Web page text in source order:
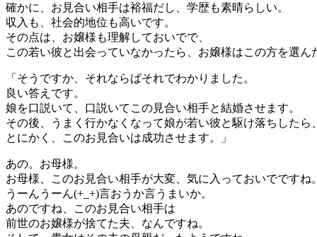
確かに、お見合い相手は裕福だし、学歴も素晴らしい。
収入も、社会的地位も高いです。
その点は、お嬢様も理解しておいでで、
この若い彼と出会っていなかったら、お嬢様はこの方を選ん
「そうですか、それならばそれでわかりました。
良い答えです。
娘を口説いて、口説いてこの見合い相手と結婚させます。
その後、うまく行かなくなって娘が若い彼と駆け落ちしたら
とにかく、このお見合いは成功させます。」
あの。お母様。
お母様、このお見合い相手が大変、気に入っておいでですね。
うーんうーん(+_+)言おうか言うまいか。
あのですね、このお見合い相手は
前世のお嬢様が捨てた夫、なんですね。